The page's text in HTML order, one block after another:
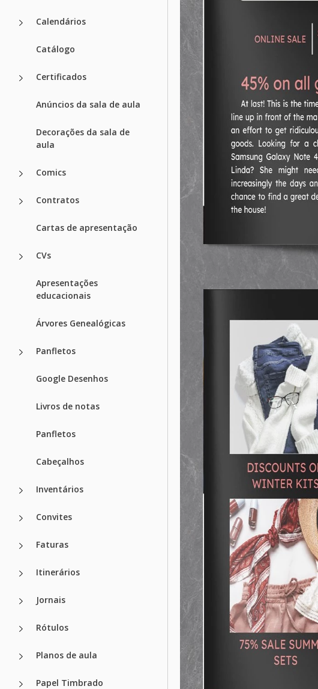
Calendários
Catálogo
Certificados
Anúncios da sala de aula
Decorações da sala de
aula
Comics
Contratos
Cartas de apresentação
CVs
Apresentações
educacionais
Árvores Genealógicas
Panfletos
Google Desenhos
Livros de notas
Panfletos
Cabeçalhos
Inventários
Convites
Faturas
Itinerários
Jornais
Rótulos
Planos de aula
Papel Timbrado